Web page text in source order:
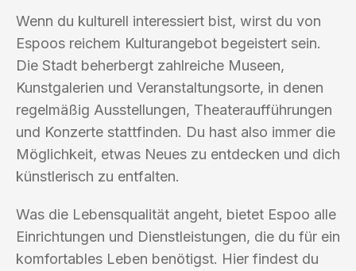
Wenn du kulturell interessiert bist, wirst du von
Espoos reichem Kulturangebot begeistert sein.
Die Stadt beherbergt zahlreiche Museen,
Kunstgalerien und Veranstaltungsorte, in denen
regelmäßig Ausstellungen, Theateraufführungen
und Konzerte stattfinden. Du hast also immer die
Möglichkeit, etwas Neues zu entdecken und dich
künstlerisch zu entfalten.
Was die Lebensqualität angeht, bietet Espoo alle
Einrichtungen und Dienstleistungen, die du für ein
komfortables Leben benötigst. Hier findest du